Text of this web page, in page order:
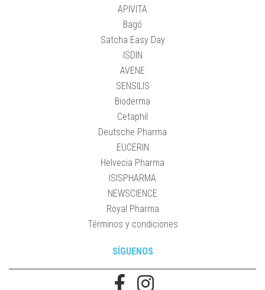
APIVITA
Bagó
Satcha Easy Day
ISDIN
AVENE
SENSILIS
Bioderma
Cetaphil
Deutsche Pharma
EUCERIN
Helvecia Pharma
ISISPHARMA
NEWSCIENCE
Royal Pharma
Términos y condiciones
SÍGUENOS